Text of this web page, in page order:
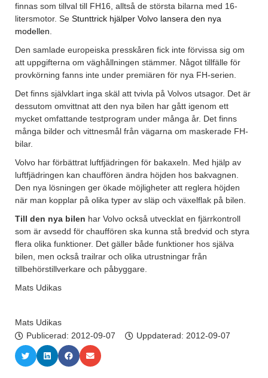
finnas som tillval till FH16, alltså de största bilarna med 16-
litersmotor. Se Stunttrick hjälper Volvo lansera den nya
modellen.
Den samlade europeiska presskåren fick inte förvissa sig om
att uppgifterna om väghållningen stämmer. Något tillfälle för
provkörning fanns inte under premiären för nya FH-serien.
Det finns självklart inga skäl att tvivla på Volvos utsagor. Det är
dessutom omvittnat att den nya bilen har gått igenom ett
mycket omfattande testprogram under många år. Det finns
många bilder och vittnesmål från vägarna om maskerade FH-
bilar.
Volvo har förbättrat luftfjädringen för bakaxeln. Med hjälp av
luftfjädringen kan chauffören ändra höjden hos bakvagnen.
Den nya lösningen ger ökade möjligheter att reglera höjden
när man kopplar på olika typer av släp och växelflak på bilen.
Till den nya bilen har Volvo också utvecklat en fjärrkontroll
som är avsedd för chauffören ska kunna stå bredvid och styra
flera olika funktioner. Det gäller både funktioner hos själva
bilen, men också trailrar och olika utrustningar från
tillbehörstillverkare och påbyggare.
Mats Udikas
Mats Udikas
Publicerad: 2012-09-07 Uppdaterad: 2012-09-07